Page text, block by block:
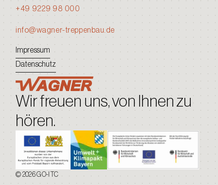
Wir freuen uns, von Ihnen zu
hören.
© 2026 GO-ITC
+49 9229 98 000
info@wagner-treppenbau.de
Impressum
Datenschutz